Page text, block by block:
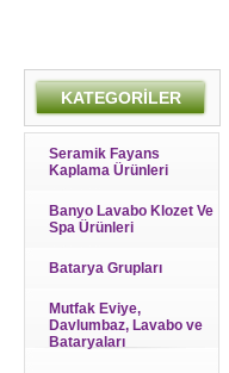
KATEGORİLER
Seramik Fayans
Kaplama Ürünleri
Banyo Lavabo Klozet Ve
Spa Ürünleri
Batarya Grupları
Mutfak Eviye,
Davlumbaz, Lavabo ve
Bataryaları